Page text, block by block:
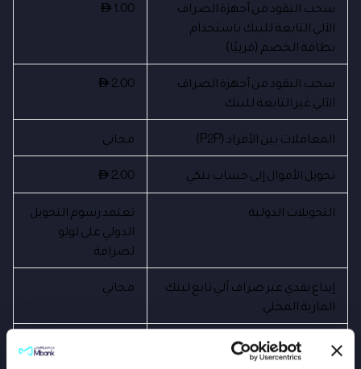
سحب النقود من أجهزة الصراف
الآلي التابعة للبنك باستخدام
بطاقة الخصم (قريبًا)
AED 1.00
سحب النقود من أجهزة الصراف
الآلي غير التابعة للبنك
AED 2.00
المعاملات بين الأفراد (P2P) مجاني
تحويل الأموال إلى حساب بنكي AED 2.00
التحويلات الدولية
تعتمد رسوم التحويل
الدولي على لولو
لصرافة
إيداع نقدي عبر صراف آلي تابع لبنك
المارية المحلي
مجاني
إيداع النقد عبر الوكيل